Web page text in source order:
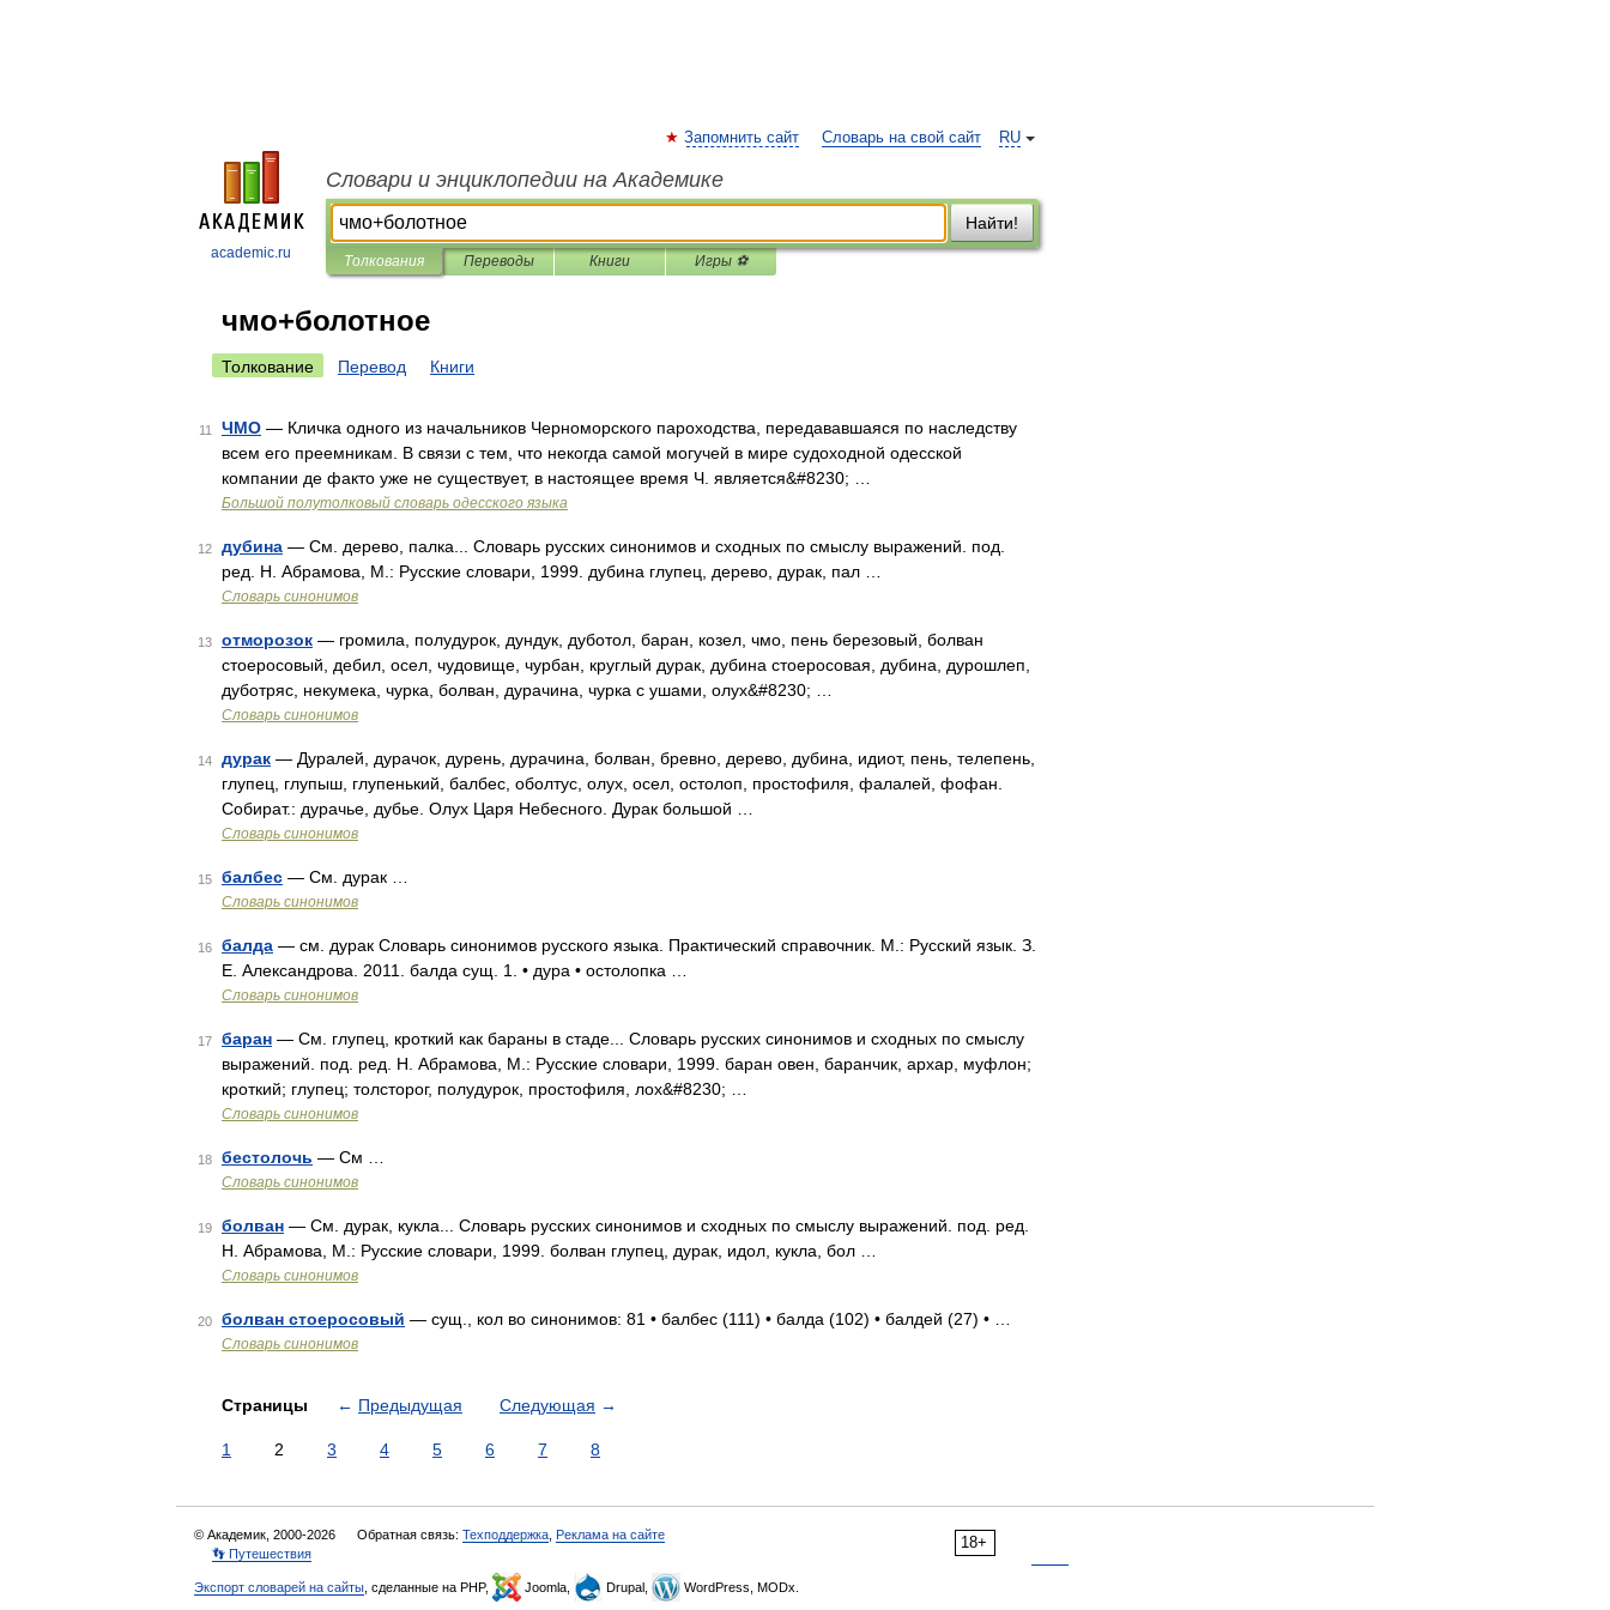
academic.ru
RU
Запомнить сайт Словарь на свой сайт
Словари и энциклопедии на Академике
Найти!
Толкования Переводы Книги Игры ⚽
чмо+болотное
Толкование Перевод Книги
11 ЧМО — Кличка одного из начальников Черноморского пароходства, передававшаяся по наследству
всем его преемникам. В связи с тем, что некогда самой могучей в мире судоходной одесской
компании де факто уже не существует, в настоящее время Ч. является&#8230; …
Большой полутолковый словарь одесского языка
12 дубина — См. дерево, палка... Словарь русских синонимов и сходных по смыслу выражений. под.
ред. Н. Абрамова, М.: Русские словари, 1999. дубина глупец, дерево, дурак, пал …
Словарь синонимов
13 отморозок — громила, полудурок, дундук, дуботол, баран, козел, чмо, пень березовый, болван
стоеросовый, дебил, осел, чудовище, чурбан, круглый дурак, дубина стоеросовая, дубина, дурошлеп,
дуботряс, некумека, чурка, болван, дурачина, чурка с ушами, олух&#8230; …
Словарь синонимов
14 дурак — Дуралей, дурачок, дурень, дурачина, болван, бревно, дерево, дубина, идиот, пень, телепень,
глупец, глупыш, глупенький, балбес, оболтус, олух, осел, остолоп, простофиля, фалалей, фофан.
Собират.: дурачье, дубье. Олух Царя Небесного. Дурак большой …
Словарь синонимов
15 балбес — См. дурак …
Словарь синонимов
16 балда — см. дурак Словарь синонимов русского языка. Практический справочник. М.: Русский язык. З.
Е. Александрова. 2011. балда сущ. 1. • дура • остолопка …
Словарь синонимов
17 баран — См. глупец, кроткий как бараны в стаде... Словарь русских синонимов и сходных по смыслу
выражений. под. ред. Н. Абрамова, М.: Русские словари, 1999. баран овен, баранчик, архар, муфлон;
кроткий; глупец; толсторог, полудурок, простофиля, лох&#8230; …
Словарь синонимов
18 бестолочь — См …
Словарь синонимов
19 болван — См. дурак, кукла... Словарь русских синонимов и сходных по смыслу выражений. под. ред.
Н. Абрамова, М.: Русские словари, 1999. болван глупец, дурак, идол, кукла, бол …
Словарь синонимов
20 болван стоеросовый — сущ., кол во синонимов: 81 • балбес (111) • балда (102) • балдей (27) • …
Словарь синонимов
Страницы ← Предыдущая Следующая →
1 2 3 4 5 6 7 8
18+
© Академик, 2000-2026 Обратная связь: Техподдержка Реклама на сайте
👣 Путешествия
Экспорт словарей на сайты , сделанные на PHP, Joomla, Drupal, WordPress, MODx.